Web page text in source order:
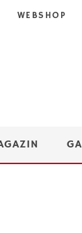
WEBSHOP